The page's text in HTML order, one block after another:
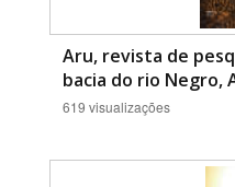
Aru, revista de
bacia do rio Negro,
619 visualizações